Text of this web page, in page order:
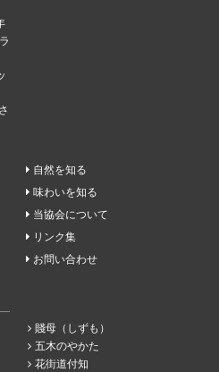
自然を知る
味わいを知る
当協会について
リンク集
お問い合わせ
賤母（しずも）
五木のやかた
花街道付知